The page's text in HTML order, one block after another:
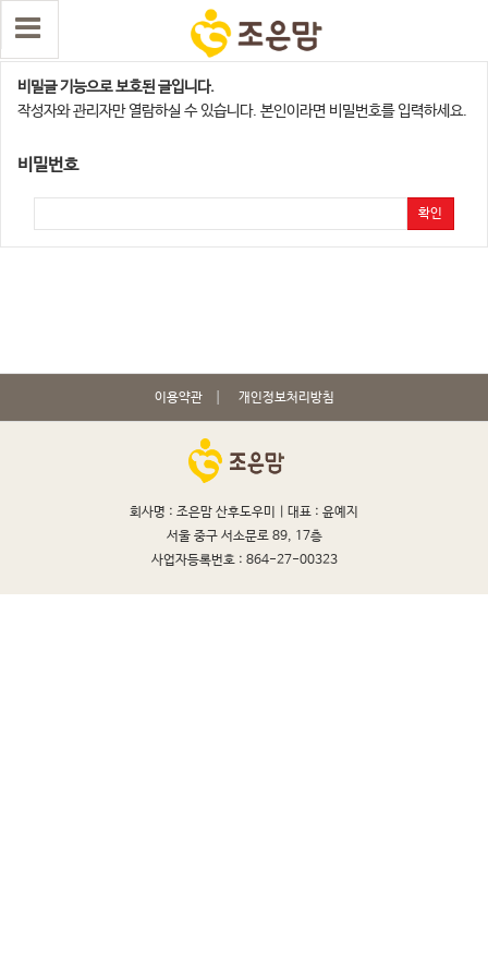
양주,의정부,연천지점
비밀글 기능으로 보호된 글입니다.
작성자와 관리자만 열람하실 수 있습니다. 본인이라면 비밀번호를 입력하세요.
비밀번호
확인
이용약관 개인정보처리방침
회사명 : 조은맘 산후도우미 | 대표 : 윤예지
서울 중구 서소문로 89, 17층
사업자등록번호 : 864-27-00323